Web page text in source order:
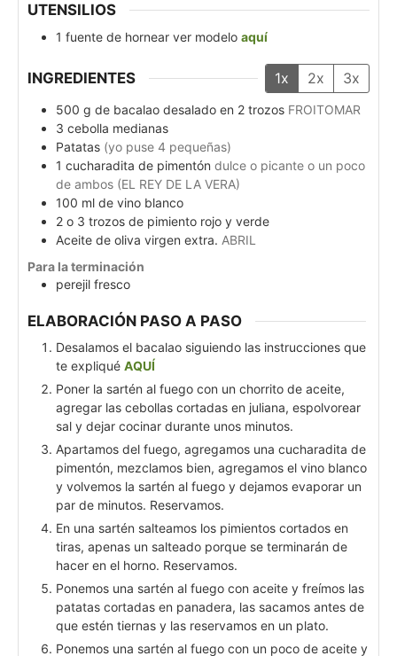
UTENSILIOS
1 fuente de hornear ver modelo aquí
INGREDIENTES 1x 2x 3x
500 g de bacalao desalado en 2 trozos FROITOMAR
3 cebolla medianas
Patatas (yo puse 4 pequeñas)
1 cucharadita de pimentón dulce o picante o un poco
de ambos (EL REY DE LA VERA)
100 ml de vino blanco
2 o 3 trozos de pimiento rojo y verde
Aceite de oliva virgen extra. ABRIL
Para la terminación
perejil fresco
ELABORACIÓN PASO A PASO
Desalamos el bacalao siguiendo las instrucciones que
te expliqué AQUÍ
Poner la sartén al fuego con un chorrito de aceite,
agregar las cebollas cortadas en juliana, espolvorear
sal y dejar cocinar durante unos minutos.
Apartamos del fuego, agregamos una cucharadita de
pimentón, mezclamos bien, agregamos el vino blanco
y volvemos la sartén al fuego y dejamos evaporar un
par de minutos. Reservamos.
En una sartén salteamos los pimientos cortados en
tiras, apenas un salteado porque se terminarán de
hacer en el horno. Reservamos.
Ponemos una sartén al fuego con aceite y freímos las
patatas cortadas en panadera, las sacamos antes de
que estén tiernas y las reservamos en un plato.
Ponemos una sartén al fuego con un poco de aceite y